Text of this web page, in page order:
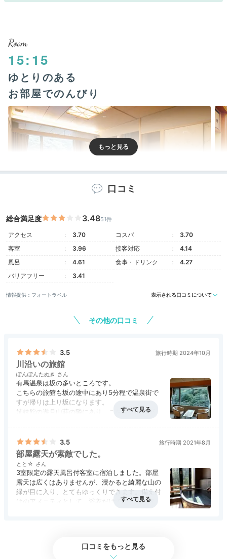
Room
15:15
ゆとりのある
お部屋でのんびり
33のお部屋は全て山側で、四季折々の自然を満喫でき
ます。お部屋タイプは、露天風呂付客室や、ベッド派の
様々。一般的な和室でも12帖と広めで、のびのびと寛
げますよ。
露天風呂付きの和室に宿泊。大きな窓から紅葉がよく見
えて絶景でした！清潔で静かで、お布団は分厚くふかふ
かで、妊婦の私もよく眠れました。
+2
Onsen
16:00
客室露天風呂で
気ままに温泉浴
口コミ
総合満足度 3.4851件
アクセス 3.70 コスパ
3.70
客室
3.96 接客対応
4.14
風呂
4.61 食事・ドリンク
4.27
バリアフリー
3.41
情報提供：フォートラベル 表示される口コミについて
その他の口コミ
3.5 旅行時期 2024年10月
川沿いの旅館
ぽんぽんたぬき
有馬温泉は坂の多いところです。
こちらの旅館も坂の途中にあり5分程で温泉街で
すが帰りは上り坂になります。
姉妹館の遊月山荘の隣にあり、こちらのほうがお
もあり泉質は良かったです。食事は朝夕ともに一
品一品丁寧さが感じられ満足できます。部屋から
の眺めは心が落ち着きます。
3.5 旅行時期 2021年8月
部屋露天が素敵でした。
とと☆
3室限定の露天風呂付客室に宿泊しました。部屋
露天は広くはありませんが、浸かると綺麗な山の
緑が目に入り、とてもゆっくりできます。備え付
けのアメニティとして、浴衣だけでなく作務衣も
口コミをもっと見る